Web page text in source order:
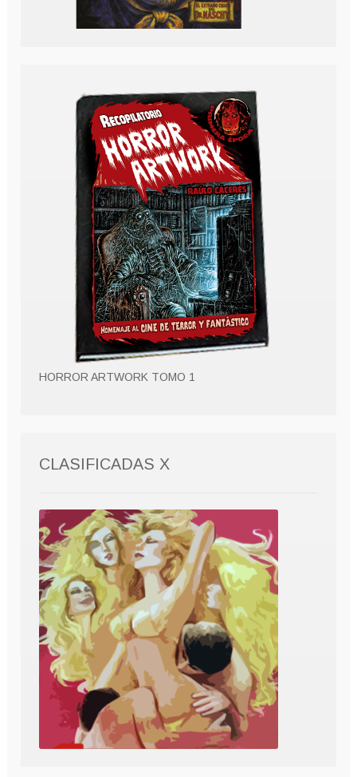
HORROR ARTWORK TOMO 1
CLASIFICADAS X